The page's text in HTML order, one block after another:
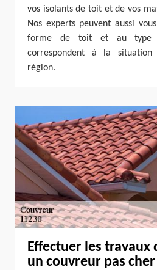
vos isolants de toit et de vos
Nos experts peuvent aussi
forme de toit et au type
correspondent à la
région.
Effectuer les travaux
un couvreur pas